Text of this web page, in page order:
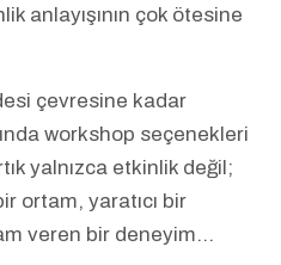
anlayışının çok ötesine
çevresine kadar
workshop seçenekleri
yalnızca etkinlik değil;
ortam, yaratıcı bir
veren bir deneyim…